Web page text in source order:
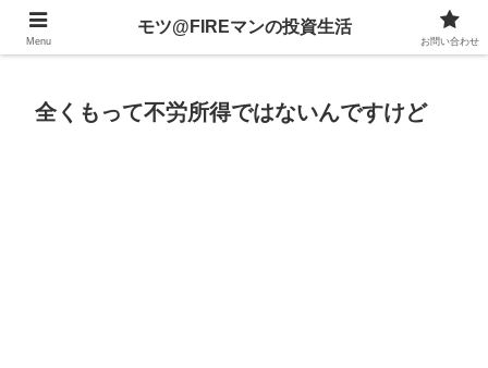
不動産、投資信託、暗号資産、株式、等々への投資について
全くもって不労所得ではないんですけど
Menu
モツ@FIREマンの投資生活
お問い合わせ